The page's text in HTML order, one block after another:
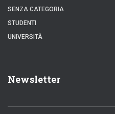
SENZA CATEGORIA
STUDENTI
UNIVERSITÀ
Newsletter